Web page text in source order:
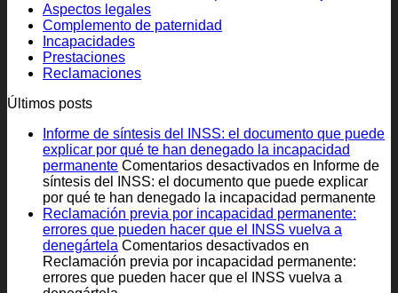
Aspectos legales
Complemento de paternidad
Incapacidades
Prestaciones
Reclamaciones
Últimos posts
Informe de síntesis del INSS: el documento que puede
explicar por qué te han denegado la incapacidad
permanente Comentarios desactivados en Informe de
síntesis del INSS: el documento que puede explicar
por qué te han denegado la incapacidad permanente
Reclamación previa por incapacidad permanente:
errores que pueden hacer que el INSS vuelva a
denegártela Comentarios desactivados en
Reclamación previa por incapacidad permanente:
errores que pueden hacer que el INSS vuelva a